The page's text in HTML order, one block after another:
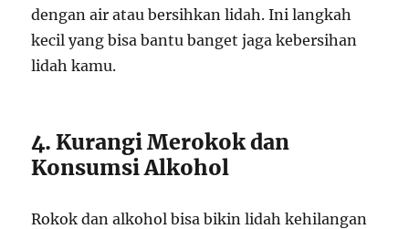
dengan air atau bersihkan lidah. Ini langkah
kecil yang bisa bantu banget jaga kebersihan
lidah kamu.
4. Kurangi Merokok dan
Konsumsi Alkohol
Rokok dan alkohol bisa bikin lidah kehilangan